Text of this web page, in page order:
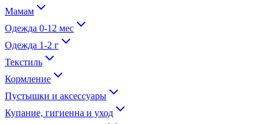
Мамам
Одежда 0-12 мес
Одежда 1-2 г
Текстиль
Кормление
Пустышки и аксессуары
Купание, гигиенна и уход